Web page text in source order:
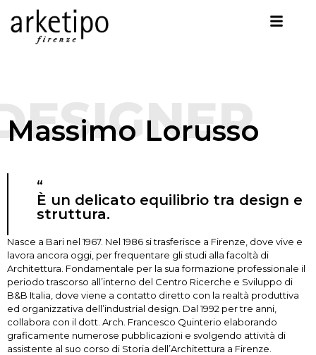
Massimo Lorusso
“
È un delicato equilibrio tra design e
struttura.
Nasce a Bari nel 1967. Nel 1986 si trasferisce a Firenze, dove vive e
lavora ancora oggi, per frequentare gli studi alla facoltà di
Architettura. Fondamentale per la sua formazione professionale il
periodo trascorso all’interno del Centro Ricerche e Sviluppo di
B&B Italia, dove viene a contatto diretto con la realtà produttiva
ed organizzativa dell’industrial design. Dal 1992 per tre anni,
collabora con il dott. Arch. Francesco Quinterio elaborando
graficamente numerose pubblicazioni e svolgendo attività di
assistente al suo corso di Storia dell’Architettura a Firenze.